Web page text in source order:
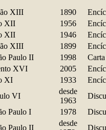
XIII 1890
XII 1956
XII 1946
XIII 1899
Paulo II 1998
XVI 2005
XI 1933
VI
desde
1963
Paulo I 1978
Paulo II
desde